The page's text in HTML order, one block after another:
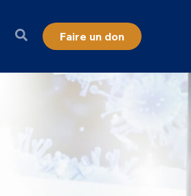
Faire un don